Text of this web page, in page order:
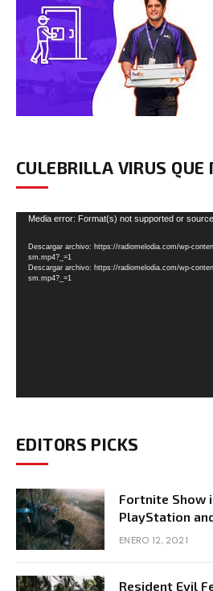
CULEBRILLA VIRUS QUE
Reproductor
vídeo
Media error: Format(s) not supported or
Descargar archivo: https://radiomelodia.com/wp-
sm.mp4?_=1
Descargar archivo: https://radiomelodia.com/wp-
sm.mp4?_=1
EDITORS PICKS
Fortnite Show
PlayStation
ENERO 12, 2021
Resident Evil